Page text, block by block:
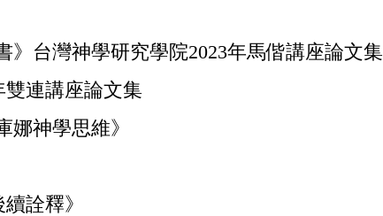
台灣神學研究學院2023年馬偕講座論文集
雙連講座論文集
神學思維》
詮釋》